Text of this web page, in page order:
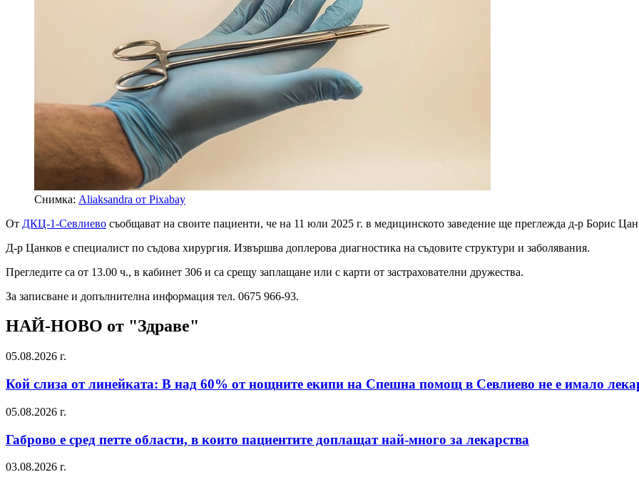
Снимка: Aliaksandra от Pixabay
От ДКЦ-1-Севлиево съобщават на своите пациенти, че на 11 юли 2025 г. в медицинското заведение ще преглежда д-р Борис
Д-р Цанков е специалист по съдова хирургия. Извършва доплерова диагностика на съдовите структури и заболявания.
Прегледите са от 13.00 ч., в кабинет 306 и са срещу заплащане или с карти от застрахователни дружества.
За записване и допълнителна информация тел. 0675 966-93.
НАЙ-НОВО от "Здраве"
05.08.2026 г.
Кой слиза от линейката: В над 60% от нощните екипи на Спешна помощ в Севлиево не е имало
05.08.2026 г.
Габрово е сред петте области, в които пациентите доплащат най-много за лекарства
03.08.2026 г.